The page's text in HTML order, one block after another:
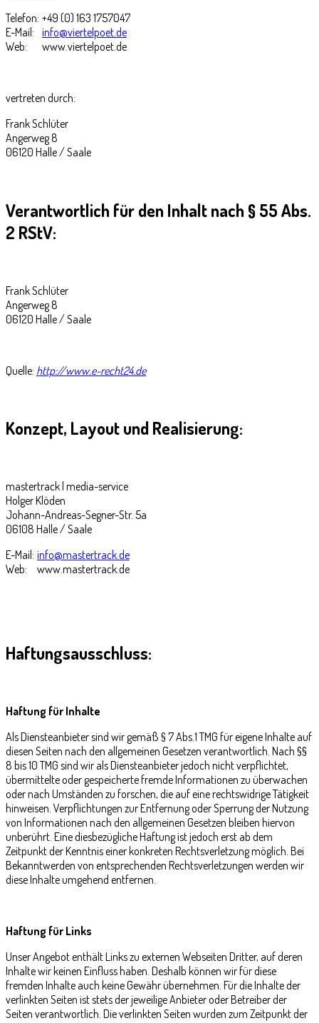
Telefon: +49 (0) 163 1757047
E-Mail: info@viertelpoet.de
Web:
www.viertelpoet.de
vertreten durch:
Frank Schlüter
Angerweg 8
06120 Halle / Saale
Verantwortlich für den Inhalt nach § 55 Abs.
2 RStV:
Frank Schlüter
Angerweg 8
06120 Halle / Saale
Quelle: http://www.e-recht24.de
Konzept, Layout und Realisierung:
mastertrack | media-service
Holger Klöden
Johann-Andreas-Segner-Str. 5a
06108 Halle / Saale
E-Mail: info@mastertrack.de
Web:
www.mastertrack.de
Haftungsausschluss:
Haftung für Inhalte
Als Diensteanbieter sind wir gemäß § 7 Abs.1 TMG für eigene Inhalte auf
diesen Seiten nach den allgemeinen Gesetzen verantwortlich. Nach §§
8 bis 10 TMG sind wir als Diensteanbieter jedoch nicht verpflichtet,
übermittelte oder gespeicherte fremde Informationen zu überwachen
oder nach Umständen zu forschen, die auf eine rechtswidrige Tätigkeit
hinweisen. Verpflichtungen zur Entfernung oder Sperrung der Nutzung
von Informationen nach den allgemeinen Gesetzen bleiben hiervon
unberührt. Eine diesbezügliche Haftung ist jedoch erst ab dem
Zeitpunkt der Kenntnis einer konkreten Rechtsverletzung möglich. Bei
Bekanntwerden von entsprechenden Rechtsverletzungen werden wir
diese Inhalte umgehend entfernen.
Haftung für Links
Unser Angebot enthält Links zu externen Webseiten Dritter, auf deren
Inhalte wir keinen Einfluss haben. Deshalb können wir für diese
fremden Inhalte auch keine Gewähr übernehmen. Für die Inhalte der
verlinkten Seiten ist stets der jeweilige Anbieter oder Betreiber der
Seiten verantwortlich. Die verlinkten Seiten wurden zum Zeitpunkt der